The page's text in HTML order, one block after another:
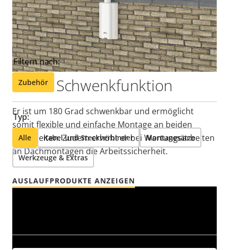
Schwenkfunktion
Er ist um 180 Grad schwenkbar und ermöglicht
somit flexible und einfache Montage an beiden
Wandseiten. Zudem erhöht er bei Wartungsarbeiten
an Dachmontagen die Arbeitssicherheit.
Machen Sie das Beste aus Ihrer Lösung. Verwenden
Sie den Filter, um kompatible Produkte zu finden.
Filtern nach:
Zubehör
Typ:
Alle Kabel und Steckverbinder Montagesätze
Werkzeuge & Extras
AUSLAUFPRODUKTE ANZEIGEN